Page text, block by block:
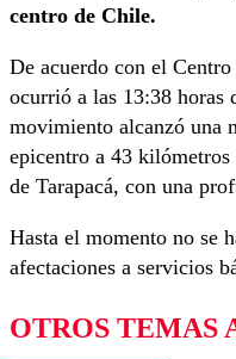
centro de Chile.
De acuerdo con el
ocurrió a las 13:38 horas
movimiento alcanzó una
epicentro a 43
de Tarapacá, con una
Hasta el momento no se
afectaciones a servicios
OTROS TEMAS